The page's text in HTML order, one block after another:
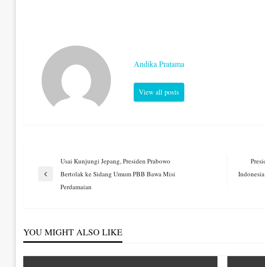
Andika Pratama
View all posts
Navigasi
pos
Previous
Usai Kunjungi Jepang, Presiden Prabowo
Bertolak ke Sidang Umum PBB Bawa Misi
Perdamaian
Next
YOU MIGHT ALSO LIKE